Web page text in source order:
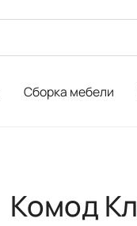
Сборка мебели
Комод